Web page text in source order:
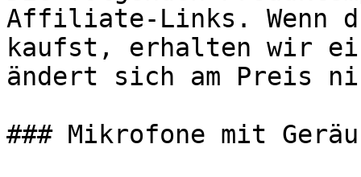
Affiliate-Links. Wenn
kaufst, erhalten wir
ändert sich am Preis
### Mikrofone mit